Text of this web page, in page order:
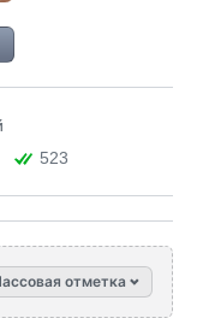
523
отметка